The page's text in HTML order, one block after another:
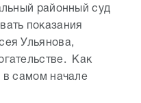
районный суд
показания
Ульянова,
Как
в самом начале